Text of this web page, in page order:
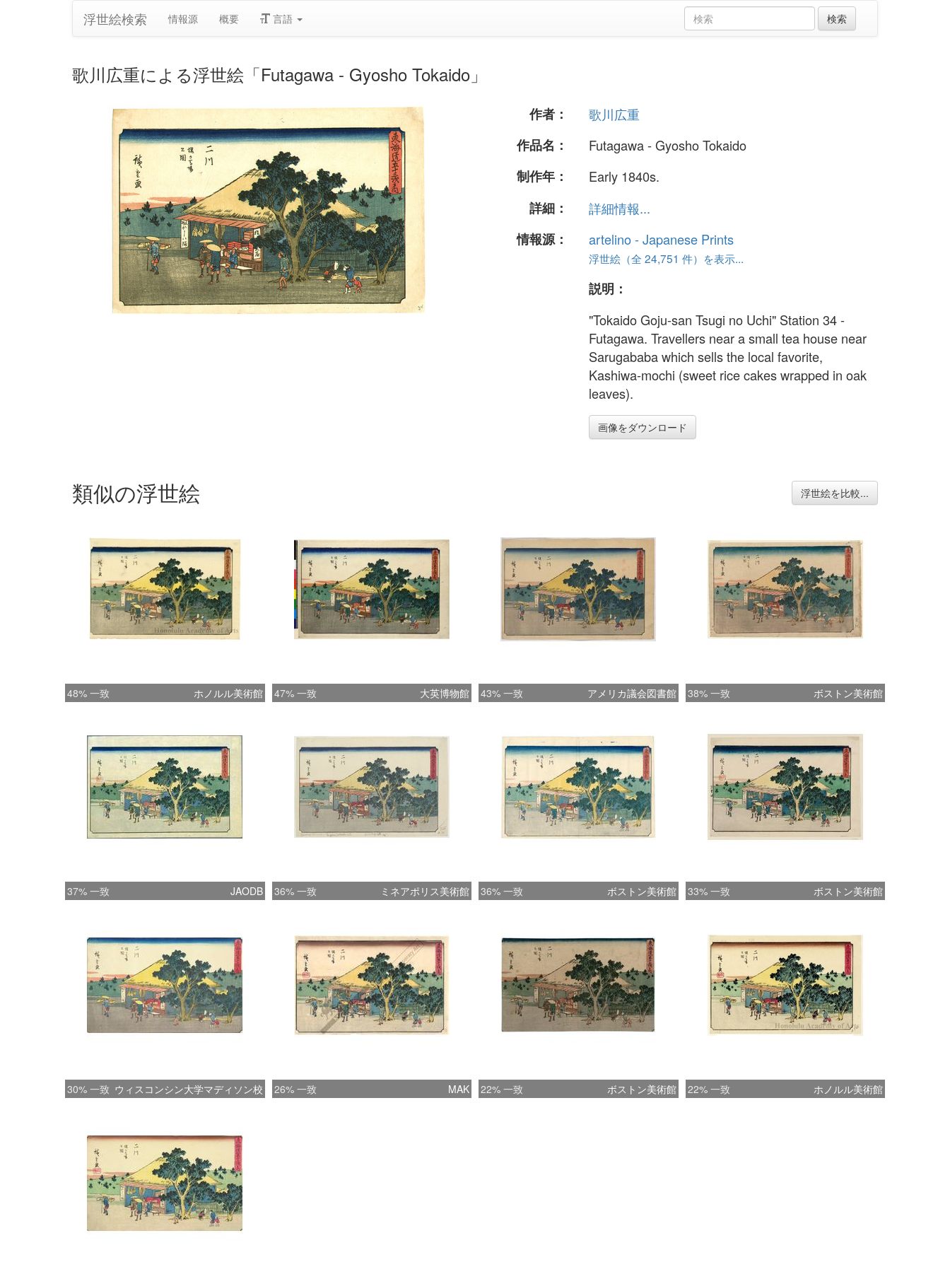
浮世絵検索 情報源 概要 言語
歌川広重による浮世絵「Futagawa - Gyosho Tokaido」
作者：
歌川広重
作品名：
Futagawa - Gyosho Tokaido
制作年：
Early 1840s.
詳細：
詳細情報...
情報源：
artelino - Japanese Prints
浮世絵（全 24,751 件）を表示...
説明：
"Tokaido Goju-san Tsugi no Uchi" Station 34 -
Futagawa. Travellers near a small tea house near
Sarugababa which sells the local favorite,
Kashiwa-mochi (sweet rice cakes wrapped in oak
leaves).
画像をダウンロード
類似の浮世絵 浮世絵を比較...
48% 一致 ホノルル美術館 47% 一致 大英博物館 43% 一致 アメリカ議会図書館 38% 一致 ボストン美術館
37% 一致 JAODB 36% 一致 ミネアポリス美術館 36% 一致 ボストン美術館 33% 一致 ボストン美術館
30% 一致 ウィスコンシン大学マディソン校 26% 一致 MAK 22% 一致 ボストン美術館 22% 一致 ホノルル美術館